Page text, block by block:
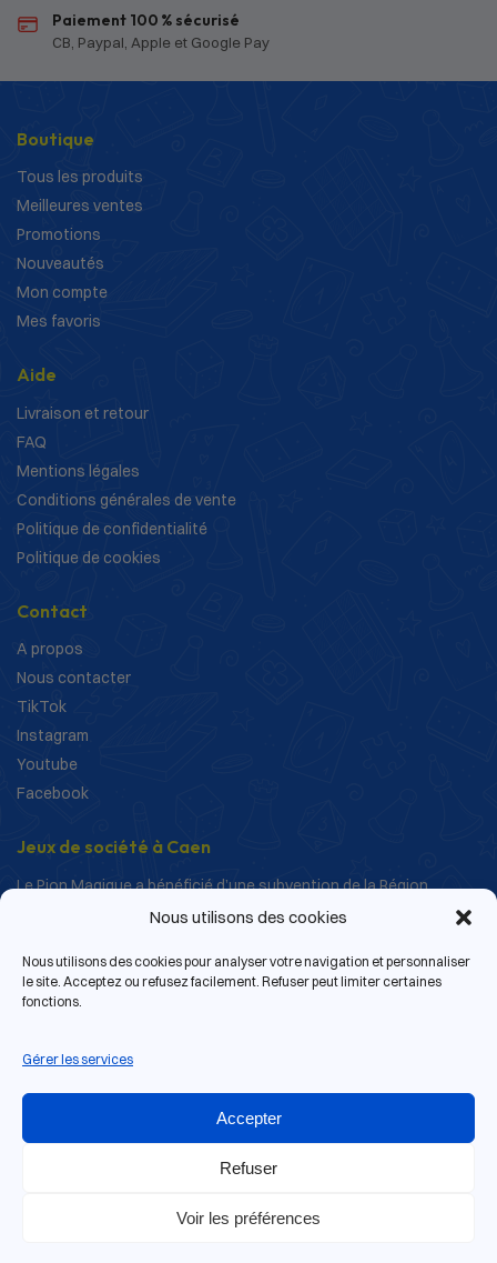
Nous utilisons des cookies
Nous utilisons des cookies pour analyser votre navigation et personnaliser
le site. Acceptez ou refusez facilement. Refuser peut limiter certaines
fonctions.
Gérer les services
Accepter
Refuser
Voir les préférences
Paiement 100 % sécurisé
CB, Paypal, Apple et Google Pay
Boutique
Tous les produits
Meilleures ventes
Promotions
Nouveautés
Mon compte
Mes favoris
Aide
Livraison et retour
FAQ
Mentions légales
Conditions générales de vente
Politique de confidentialité
Politique de cookies
Contact
A propos
Nous contacter
TikTok
Instagram
Youtube
Facebook
Jeux de société à Caen
Le Pion Magique a bénéficié d’une subvention de la Région
Normandie dans le cadre de ses actions de structuration et de